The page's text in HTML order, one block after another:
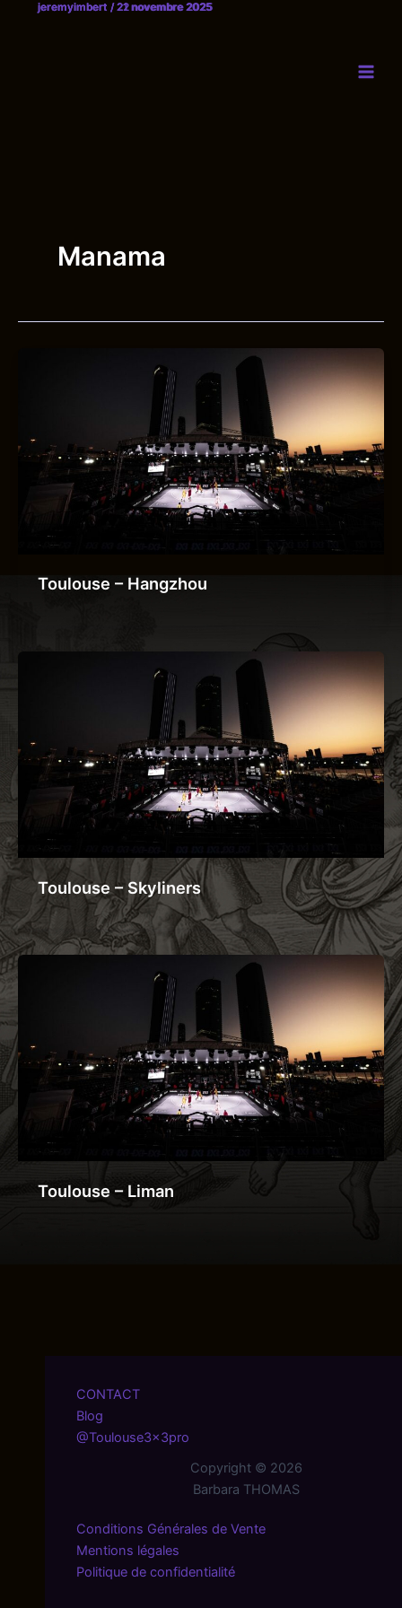
Manama
Toulouse – Hangzhou
jeremyimbert /22 novembre 2025
Toulouse – Skyliners
jeremyimbert /21 novembre 2025
Toulouse – Liman
jeremyimbert /21 novembre 2025
CONTACT
Blog
@Toulouse3x3pro
Copyright © 2026
Barbara THOMAS
Conditions Générales de Vente
Mentions légales
Politique de confidentialité